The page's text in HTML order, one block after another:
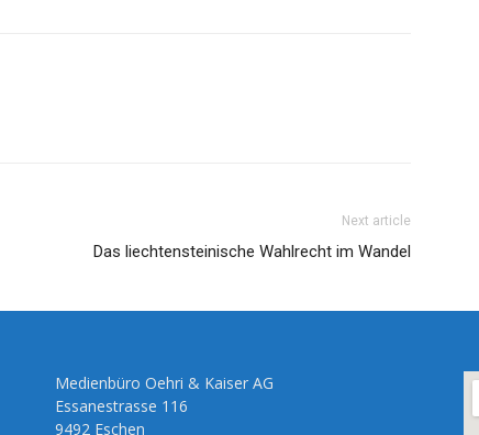
Next article
Das liechtensteinische Wahlrecht im Wandel
Medienbüro Oehri & Kaiser AG
Essanestrasse 116
9492 Eschen